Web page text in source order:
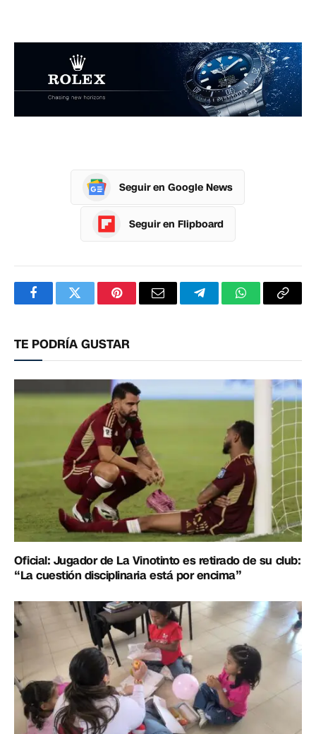
Seguir en Google News
Seguir en Flipboard
FacebookTwitterPinterestCorreoTelegramWhatsApp
TE PODRÍA GUSTAR
Oficial: Jugador de La Vinotinto es retirado de su club:
“La cuestión disciplinaria está por encima”